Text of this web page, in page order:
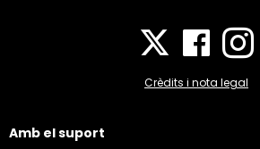
Crèdits i nota legal
Amb el suport